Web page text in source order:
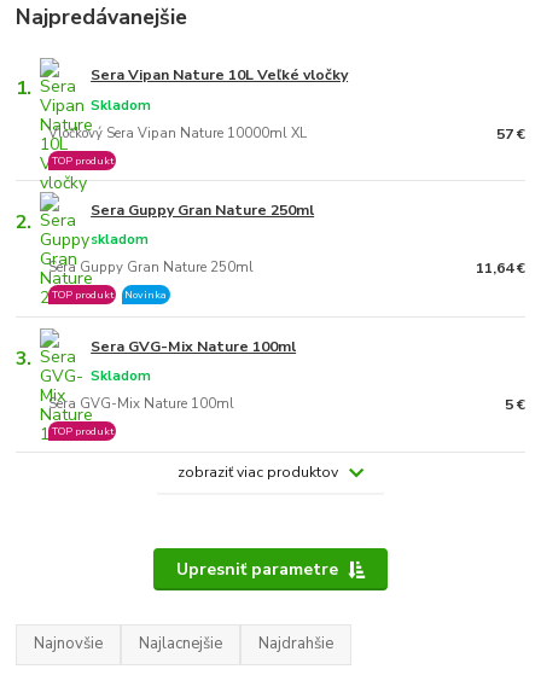
Najpredávanejšie
1. Sera Vipan Nature 10L Veľké vločky
Vločkový Sera Vipan Nature 10000ml XL
Skladom
TOP produkt
57 €
2. Sera Guppy Gran Nature 250ml
Sera Guppy Gran Nature 250ml
skladom
TOP produkt Novinka
11,64 €
3. Sera GVG-Mix Nature 100ml
Sera GVG-Mix Nature 100ml
Skladom
TOP produkt
5 €
zobraziť viac produktov
Upresniť parametre
Najnovšie Najlacnejšie Najdrahšie